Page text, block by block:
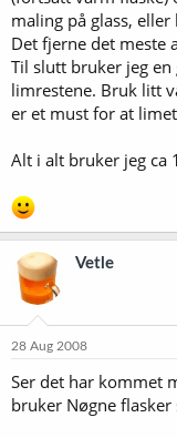
maling på glass,
Det fjerne det meste
Til slutt bruker jeg
limrestene. Bruk litt
er et must for at
Alt i alt bruker jeg ca
Vetle
28 Aug 2008
Ser det har kommet
bruker Nøgne